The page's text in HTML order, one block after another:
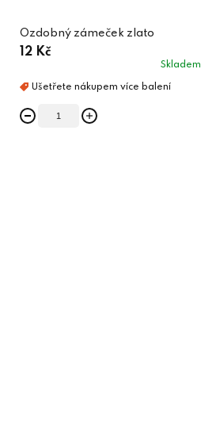
Ozdobný zámeček zlato
12 Kč
Skladem